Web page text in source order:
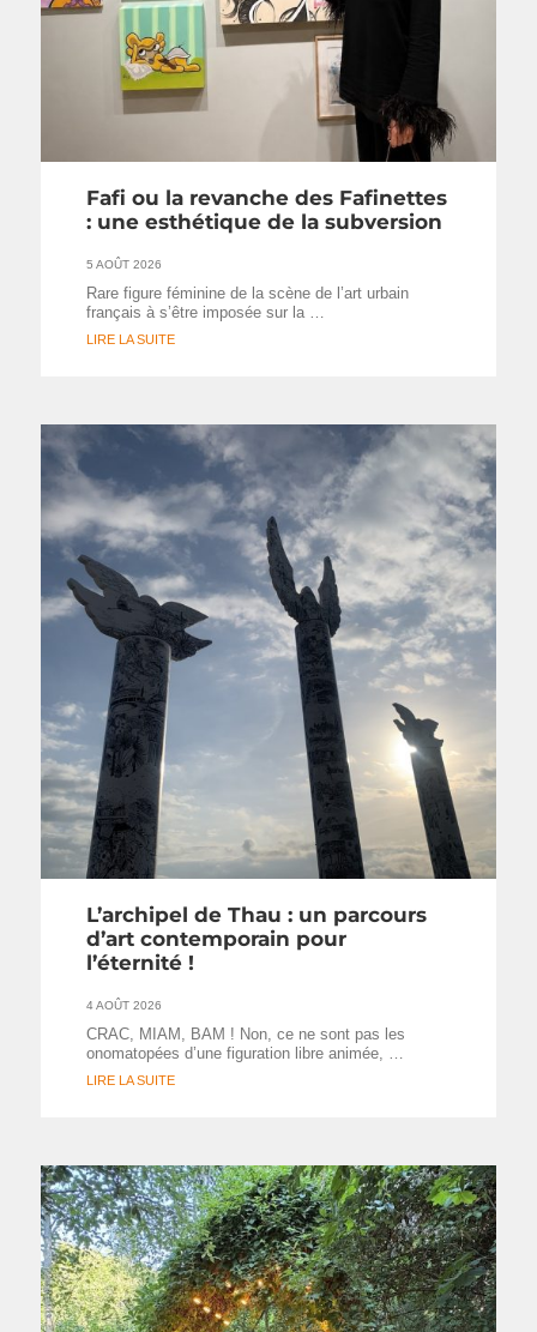
Fafi ou la revanche des Fafinettes
: une esthétique de la subversion
5 AOÛT 2026
Rare figure féminine de la scène de l’art urbain
français à s’être imposée sur la …
LIRE LA SUITE
L’archipel de Thau : un parcours
d’art contemporain pour
l’éternité !
4 AOÛT 2026
CRAC, MIAM, BAM ! Non, ce ne sont pas les
onomatopées d’une figuration libre animée, …
LIRE LA SUITE